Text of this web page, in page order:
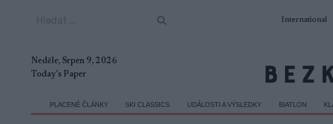
International
Neděle, Srpen 9, 2026
Today's Paper
PLACENÉ ČLÁNKY SKI CLASSICS UDÁLOSTI A VÝSLEDKY BIATLON